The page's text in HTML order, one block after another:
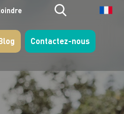
Search
Contactez-nous